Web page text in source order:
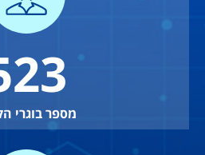
מספר בוגרי